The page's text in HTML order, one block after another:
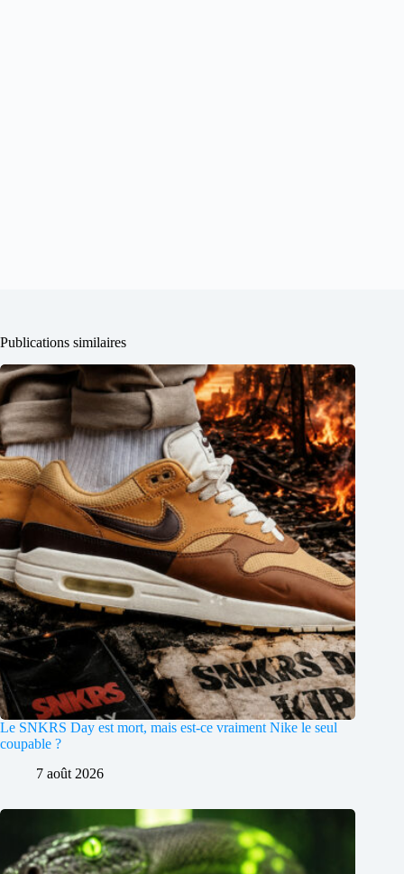
Publications similaires
Le SNKRS Day est mort, mais est-ce vraiment Nike le seul
coupable ?
7 août 2026